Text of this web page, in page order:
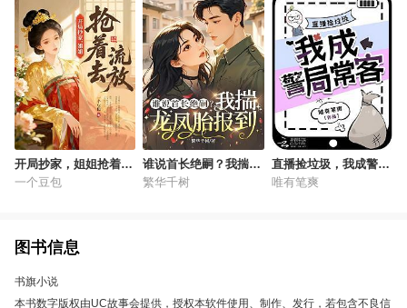
开局抄家，姐姐抢着去
流放
一个豆包
谁说首长绝嗣？我揣龙
凤胎报到
繁华千树
直播捡垃圾，我成警局
常客
唯有笔爽
图书信息
书旗小说
本书数字版权由UC故事会提供，授权本软件使用、制作、发行，若包含不良信